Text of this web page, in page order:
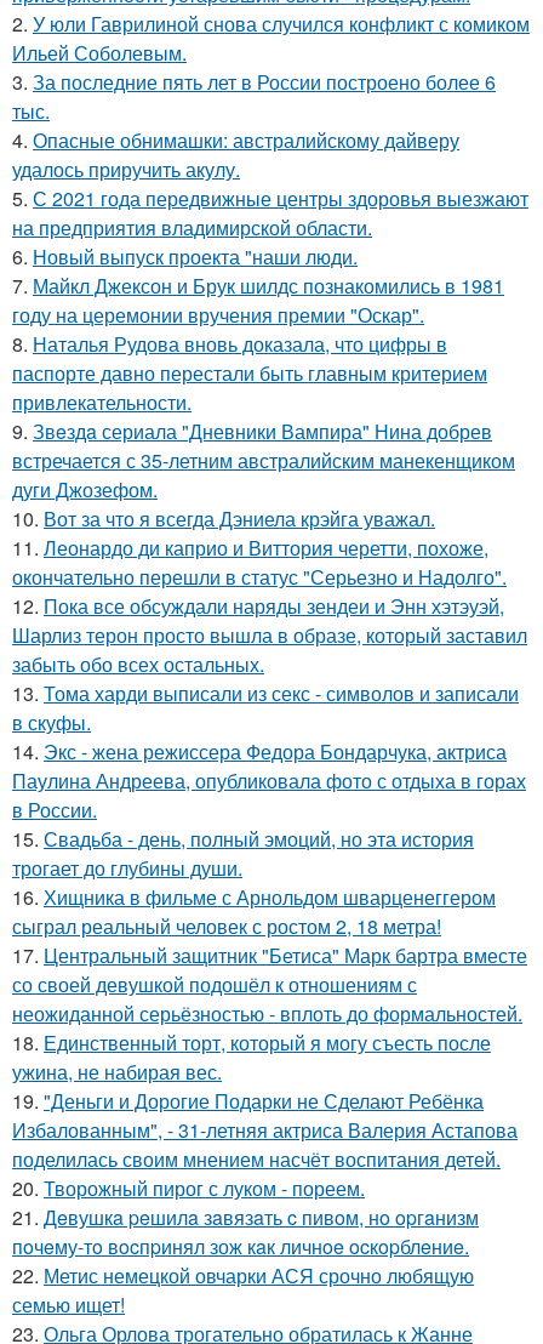
2. У юли Гаврилиной снова случился конфликт с комиком
Ильей Соболевым.
3. За последние пять лет в России построено более 6
тыс.
4. Опасные обнимашки: австралийскому дайверу
удалось приручить акулу.
5. С 2021 года передвижные центры здоровья выезжают
на предприятия владимирской области.
6. Новый выпуск проекта "наши люди.
7. Майкл Джексон и Брук шилдс познакомились в 1981
году на церемонии вручения премии "Оскар".
8. Наталья Рудова вновь доказала, что цифры в
паспорте давно перестали быть главным критерием
привлекательности.
9. Звeздa сериала "Дневники Вампира" Нина добрев
встречается с 35-летним австралийским манекенщиком
дуги Джозефом.
10. Вот за что я всегда Дэниела крэйга уважал.
11. Леонардо ди каприо и Виттория черетти, похоже,
окончательно перешли в статус "Серьезно и Надолго".
12. Пока все обсуждали наряды зендеи и Энн хэтэуэй,
Шарлиз терон просто вышла в образе, который заставил
забыть обо всех остальных.
13. Тома харди выписали из секс - символов и записали
в скуфы.
14. Экс - жена режиссера Федора Бондарчука, актриса
Паулина Андреева, опубликовала фото с отдыха в горах
в России.
15. Свадьба - день, полный эмоций, но эта история
трогает до глубины души.
16. Хищника в фильме с Арнольдом шварценеггером
сыграл реальный человек с ростом 2, 18 метра!
17. Центральный защитник "Бетиса" Марк бартра вместе
со своей девушкой подошёл к отношениям с
неожиданной серьёзностью - вплоть до формальностей.
18. Единственный торт, который я могу съесть после
ужина, не набирая вес.
19. "Деньги и Дорогие Подарки не Сделают Ребёнка
Избалованным", - 31-летняя актриса Валерия Астапова
поделилась своим мнением насчёт воспитания детей.
20. Творожный пирог с луком - пореем.
21. Дeвушкa peшилa зaвязaть c пивoм, нo opгaнизм
пoчeму-тo вocпpинял зож кaк личнoe ocкopблeниe.
22. Метис немецкой овчарки АСЯ срочно любящую
семью ищет!
23. Ольга Орлова трогательно обратилась к Жанне